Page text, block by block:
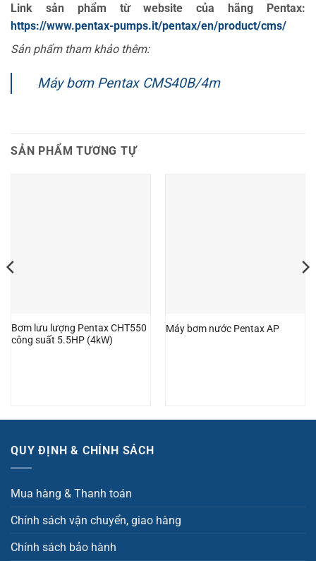
Link sản phẩm từ website của hãng Pentax:
https://www.pentax-pumps.it/pentax/en/product/cms/
Sản phẩm tham khảo thêm:
Máy bơm Pentax CMS40B/4m
SẢN PHẨM TƯƠNG TỰ
Bơm lưu lượng Pentax CHT550
công suất 5.5HP (4kW)
Máy bơm nước Pentax AP
QUY ĐỊNH & CHÍNH SÁCH
Mua hàng & Thanh toán
Chính sách vận chuyển, giao hàng
Chính sách bảo hành